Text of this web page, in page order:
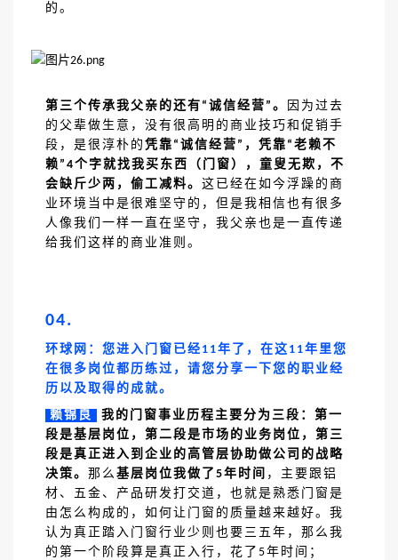
的。
第三个传承我父亲的还有 “ 诚信经营 ” 。
因为过去
的父辈做生意，没有很高明的商业技巧和促销手
段，是很淳朴的 凭靠 “ 诚信经营 ” ，凭靠 “ 老赖不
赖 ”4个字就找我买东西（门窗），童叟无欺，不
会缺斤少两，偷工减料。 这已经在如今浮躁的商
业环境当中是很难坚守的，但是我相信也有很多
人像我们一样一直在坚守，我父亲也是一直传递
给我们这样的商业准则。
04.
环球网：您进入门窗已经 11年了，在这 11年里您
在很多岗位都历练过，请您分享一下您的职业经
历以及取得的成就。
赖锦良
我的门窗事业历程主要分为三段：第一
段是基层岗位，第二段是市场的业务岗位，第三
段是真正进入到企业的高管层协助做公司的战略
决策。 那么 基层岗位我做了 5年时间 ，主要跟铝
材、五金、产品研发打交道，也就是熟悉门窗是
由怎么构成的，如何让门窗的质量越来越好。我
认为真正踏入门窗行业少则也要三五年，那么我
的第一个阶段算是真正入行，花了 5年时间；